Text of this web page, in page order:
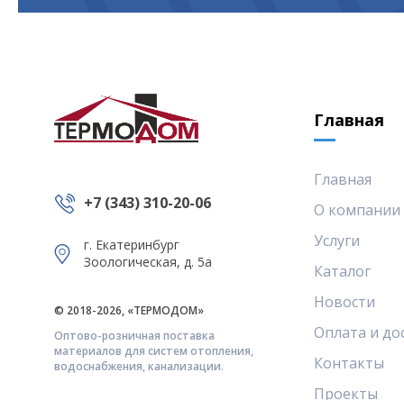
Главная
+7 (343) 310-20-06
г. Екатеринбург
Зоологическая, д. 5а
© 2018-2026, «ТЕРМОДОМ»
Оптово-розничная поставка
материалов для систем отопления,
водоснабжения, канализации.
Главная
О компании
Услуги
Каталог
Новости
Оплата и
Контакты
Проекты